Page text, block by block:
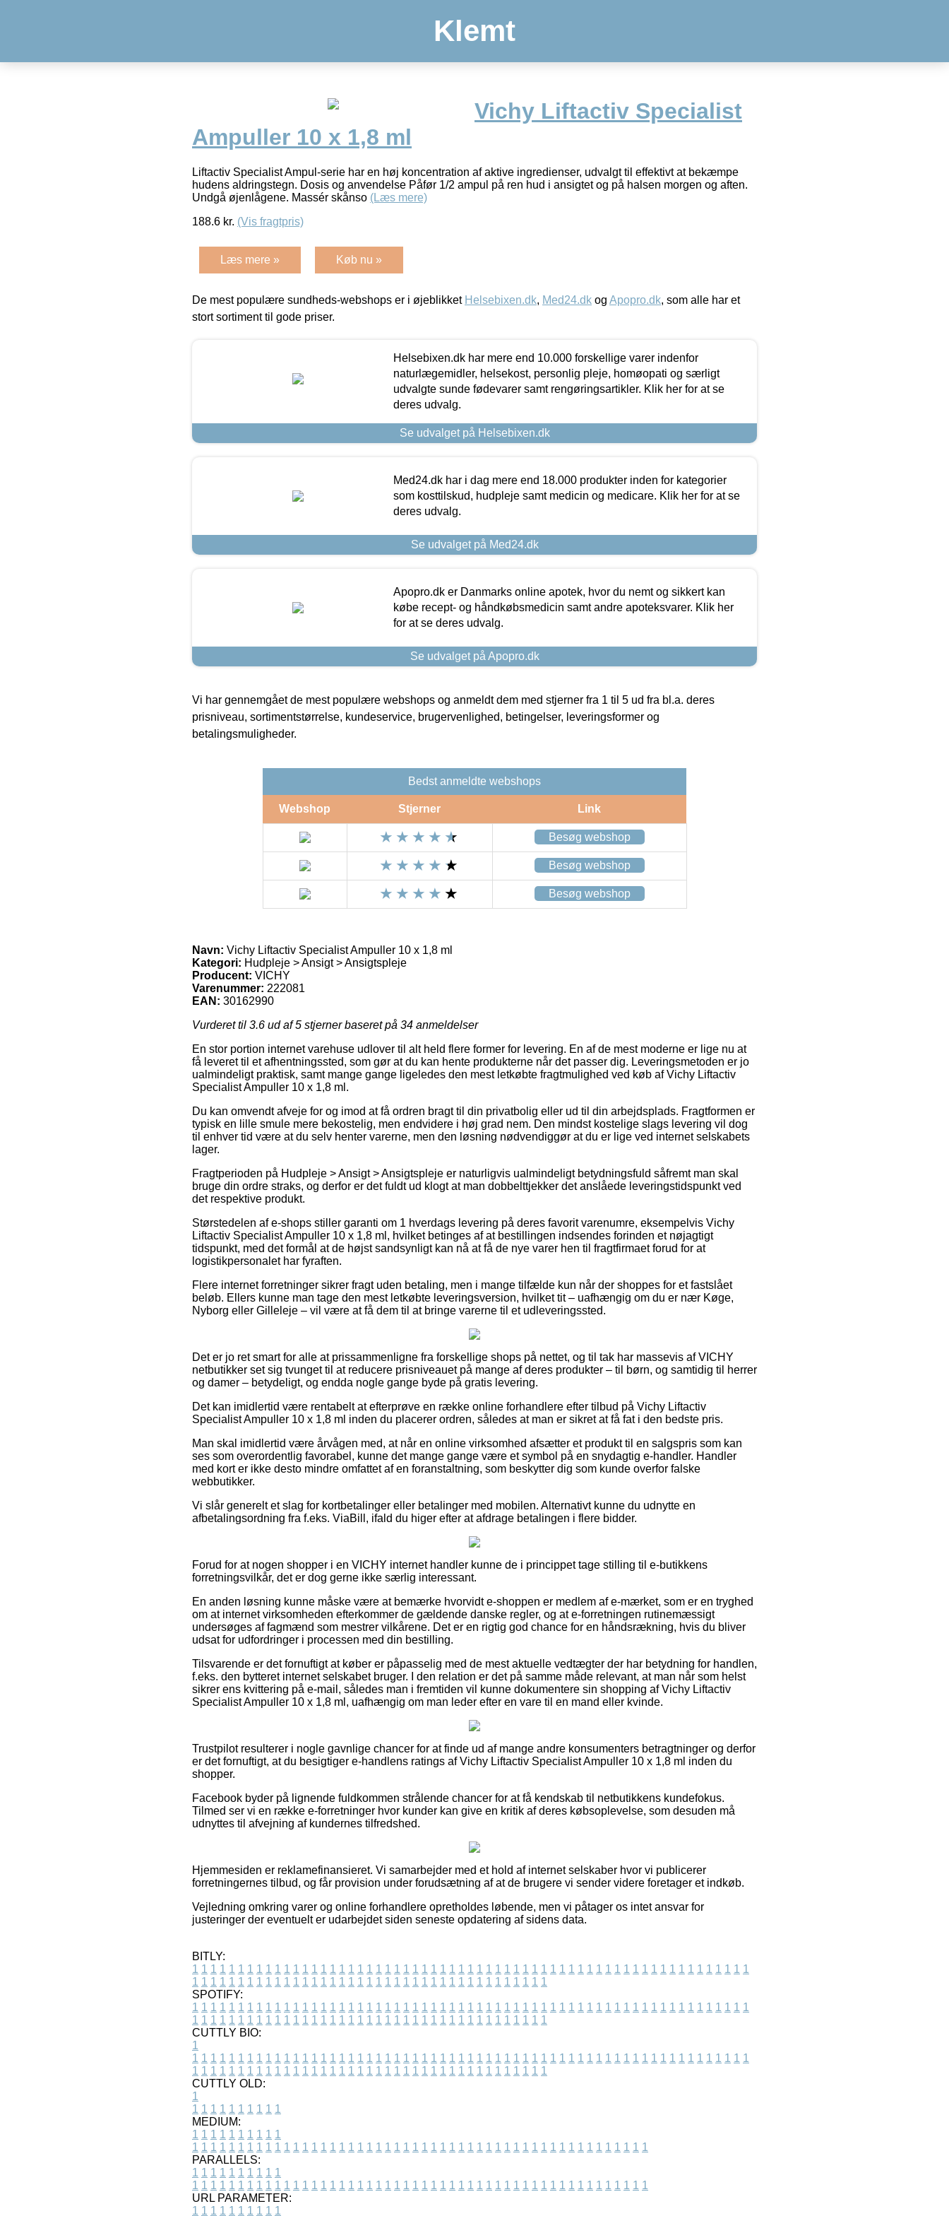
Klemt
Vichy Liftactiv Specialist
Ampuller 10 x 1,8 ml
Liftactiv Specialist Ampul-serie har en høj koncentration af aktive ingredienser, udvalgt til effektivt at bekæmpe
hudens aldringstegn. Dosis og anvendelse Påfør 1/2 ampul på ren hud i ansigtet og på halsen morgen og aften.
Undgå øjenlågene. Massér skånso (Læs mere)
188.6 kr. (Vis fragtpris)
Læs mere » Køb nu »
De mest populære sundheds-webshops er i øjeblikket Helsebixen.dk, Med24.dk og Apopro.dk, som alle har et
stort sortiment til gode priser.
Helsebixen.dk har mere end 10.000 forskellige varer indenfor
naturlægemidler, helsekost, personlig pleje, homøopati og særligt
udvalgte sunde fødevarer samt rengøringsartikler. Klik her for at se
deres udvalg.
Se udvalget på Helsebixen.dk
Med24.dk har i dag mere end 18.000 produkter inden for kategorier
som kosttilskud, hudpleje samt medicin og medicare. Klik her for at se
deres udvalg.
Se udvalget på Med24.dk
Apopro.dk er Danmarks online apotek, hvor du nemt og sikkert kan
købe recept- og håndkøbsmedicin samt andre apoteksvarer. Klik her
for at se deres udvalg.
Se udvalget på Apopro.dk
Vi har gennemgået de mest populære webshops og anmeldt dem med stjerner fra 1 til 5 ud fra bl.a. deres
prisniveau, sortimentstørrelse, kundeservice, brugervenlighed, betingelser, leveringsformer og
betalingsmuligheder.
Bedst anmeldte webshops
Webshop Stjerner Link
Besøg webshop
Besøg webshop
Besøg webshop
Navn: Vichy Liftactiv Specialist Ampuller 10 x 1,8 ml
Kategori: Hudpleje > Ansigt > Ansigtspleje
Producent: VICHY
Varenummer: 222081
EAN: 30162990
Vurderet til 3.6 ud af 5 stjerner baseret på 34 anmeldelser
En stor portion internet varehuse udlover til alt held flere former for levering. En af de mest moderne er lige nu at
få leveret til et afhentningssted, som gør at du kan hente produkterne når det passer dig. Leveringsmetoden er jo
ualmindeligt praktisk, samt mange gange ligeledes den mest letkøbte fragtmulighed ved køb af Vichy Liftactiv
Specialist Ampuller 10 x 1,8 ml.
Du kan omvendt afveje for og imod at få ordren bragt til din privatbolig eller ud til din arbejdsplads. Fragtformen er
typisk en lille smule mere bekostelig, men endvidere i høj grad nem. Den mindst kostelige slags levering vil dog
til enhver tid være at du selv henter varerne, men den løsning nødvendiggør at du er lige ved internet selskabets
lager.
Fragtperioden på Hudpleje > Ansigt > Ansigtspleje er naturligvis ualmindeligt betydningsfuld såfremt man skal
bruge din ordre straks, og derfor er det fuldt ud klogt at man dobbelttjekker det anslåede leveringstidspunkt ved
det respektive produkt.
Størstedelen af e-shops stiller garanti om 1 hverdags levering på deres favorit varenumre, eksempelvis Vichy
Liftactiv Specialist Ampuller 10 x 1,8 ml, hvilket betinges af at bestillingen indsendes forinden et nøjagtigt
tidspunkt, med det formål at de højst sandsynligt kan nå at få de nye varer hen til fragtfirmaet forud for at
logistikpersonalet har fyraften.
Flere internet forretninger sikrer fragt uden betaling, men i mange tilfælde kun når der shoppes for et fastslået
beløb. Ellers kunne man tage den mest letkøbte leveringsversion, hvilket tit – uafhængig om du er nær Køge,
Nyborg eller Gilleleje – vil være at få dem til at bringe varerne til et udleveringssted.
Det er jo ret smart for alle at prissammenligne fra forskellige shops på nettet, og til tak har massevis af VICHY
netbutikker set sig tvunget til at reducere prisniveauet på mange af deres produkter – til børn, og samtidig til herrer
og damer – betydeligt, og endda nogle gange byde på gratis levering.
Det kan imidlertid være rentabelt at efterprøve en række online forhandlere efter tilbud på Vichy Liftactiv
Specialist Ampuller 10 x 1,8 ml inden du placerer ordren, således at man er sikret at få fat i den bedste pris.
Man skal imidlertid være årvågen med, at når en online virksomhed afsætter et produkt til en salgspris som kan
ses som overordentlig favorabel, kunne det mange gange være et symbol på en snydagtig e-handler. Handler
med kort er ikke desto mindre omfattet af en foranstaltning, som beskytter dig som kunde overfor falske
webbutikker.
Vi slår generelt et slag for kortbetalinger eller betalinger med mobilen. Alternativt kunne du udnytte en
afbetalingsordning fra f.eks. ViaBill, ifald du higer efter at afdrage betalingen i flere bidder.
Forud for at nogen shopper i en VICHY internet handler kunne de i princippet tage stilling til e-butikkens
forretningsvilkår, det er dog gerne ikke særlig interessant.
En anden løsning kunne måske være at bemærke hvorvidt e-shoppen er medlem af e-mærket, som er en tryghed
om at internet virksomheden efterkommer de gældende danske regler, og at e-forretningen rutinemæssigt
undersøges af fagmænd som mestrer vilkårene. Det er en rigtig god chance for en håndsrækning, hvis du bliver
udsat for udfordringer i processen med din bestilling.
Tilsvarende er det fornuftigt at køber er påpasselig med de mest aktuelle vedtægter der har betydning for handlen,
f.eks. den bytteret internet selskabet bruger. I den relation er det på samme måde relevant, at man når som helst
sikrer ens kvittering på e-mail, således man i fremtiden vil kunne dokumentere sin shopping af Vichy Liftactiv
Specialist Ampuller 10 x 1,8 ml, uafhængig om man leder efter en vare til en mand eller kvinde.
Trustpilot resulterer i nogle gavnlige chancer for at finde ud af mange andre konsumenters betragtninger og derfor
er det fornuftigt, at du besigtiger e-handlens ratings af Vichy Liftactiv Specialist Ampuller 10 x 1,8 ml inden du
shopper.
Facebook byder på lignende fuldkommen strålende chancer for at få kendskab til netbutikkens kundefokus.
Tilmed ser vi en række e-forretninger hvor kunder kan give en kritik af deres købsoplevelse, som desuden må
udnyttes til afvejning af kundernes tilfredshed.
Hjemmesiden er reklamefinansieret. Vi samarbejder med et hold af internet selskaber hvor vi publicerer
forretningernes tilbud, og får provision under forudsætning af at de brugere vi sender videre foretager et indkøb.
Vejledning omkring varer og online forhandlere opretholdes løbende, men vi påtager os intet ansvar for
justeringer der eventuelt er udarbejdet siden seneste opdatering af sidens data.
BITLY:
1 1 1 1 1 1 1 1 1 1 1 1 1 1 1 1 1 1 1 1 1 1 1 1 1 1 1 1 1 1 1 1 1 1 1 1 1 1 1 1 1 1 1 1 1 1 1 1 1 1 1 1 1 1 1 1 1 1 1 1 1
1 1 1 1 1 1 1 1 1 1 1 1 1 1 1 1 1 1 1 1 1 1 1 1 1 1 1 1 1 1 1 1 1 1 1 1 1 1 1
SPOTIFY:
1 1 1 1 1 1 1 1 1 1 1 1 1 1 1 1 1 1 1 1 1 1 1 1 1 1 1 1 1 1 1 1 1 1 1 1 1 1 1 1 1 1 1 1 1 1 1 1 1 1 1 1 1 1 1 1 1 1 1 1 1
1 1 1 1 1 1 1 1 1 1 1 1 1 1 1 1 1 1 1 1 1 1 1 1 1 1 1 1 1 1 1 1 1 1 1 1 1 1 1
CUTTLY BIO:
1
1 1 1 1 1 1 1 1 1 1 1 1 1 1 1 1 1 1 1 1 1 1 1 1 1 1 1 1 1 1 1 1 1 1 1 1 1 1 1 1 1 1 1 1 1 1 1 1 1 1 1 1 1 1 1 1 1 1 1 1 1
1 1 1 1 1 1 1 1 1 1 1 1 1 1 1 1 1 1 1 1 1 1 1 1 1 1 1 1 1 1 1 1 1 1 1 1 1 1 1
CUTTLY OLD:
1
1 1 1 1 1 1 1 1 1 1
MEDIUM:
1 1 1 1 1 1 1 1 1 1
1 1 1 1 1 1 1 1 1 1 1 1 1 1 1 1 1 1 1 1 1 1 1 1 1 1 1 1 1 1 1 1 1 1 1 1 1 1 1 1 1 1 1 1 1 1 1 1 1 1
PARALLELS:
1 1 1 1 1 1 1 1 1 1
1 1 1 1 1 1 1 1 1 1 1 1 1 1 1 1 1 1 1 1 1 1 1 1 1 1 1 1 1 1 1 1 1 1 1 1 1 1 1 1 1 1 1 1 1 1 1 1 1 1
URL PARAMETER:
1 1 1 1 1 1 1 1 1 1